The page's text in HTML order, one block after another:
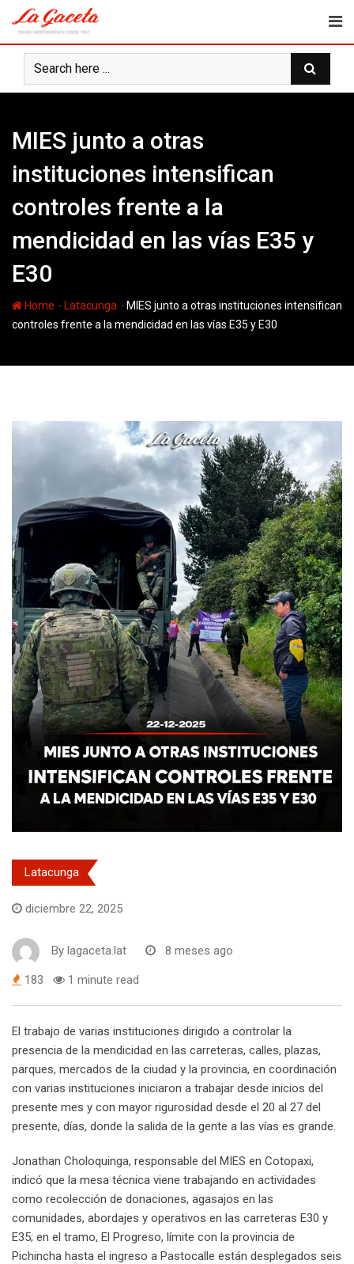
content
MIES junto a otras
instituciones intensifican
controles frente a la
mendicidad en las vías E35 y
E30
Home - Latacunga - MIES junto a otras instituciones intensifican
controles frente a la mendicidad en las vías E35 y E30
Latacunga
diciembre 22, 2025
By lagaceta.lat 8 meses ago
183 1 minute read
El trabajo de varias instituciones dirigido a controlar la
presencia de la mendicidad en las carreteras, calles, plazas,
parques, mercados de la ciudad y la provincia, en coordinación
con varias instituciones iniciaron a trabajar desde inicios del
presente mes y con mayor rigurosidad desde el 20 al 27 del
presente, días, donde la salida de la gente a las vías es grande.
Jonathan Choloquinga, responsable del MIES en Cotopaxi,
indicó que la mesa técnica viene trabajando en actividades
como recolección de donaciones, agasajos en las
comunidades, abordajes y operativos en las carreteras E30 y
E35; en el tramo, El Progreso, límite con la provincia de
Pichincha hasta el ingreso a Pastocalle están desplegados seis